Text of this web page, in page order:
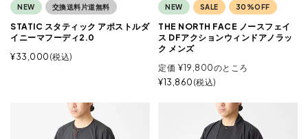
NEW 交換送料片道無料
STATIC スタティック アポストルダ
イニーマフーディ2.0
¥33,000 税込
NEW SALE 30%OFF
THE NORTH FACE ノースフェイ
ス DFアクションウィンドアノラッ
ク メンズ
定価 ¥19,800のところ
¥13,860 税込